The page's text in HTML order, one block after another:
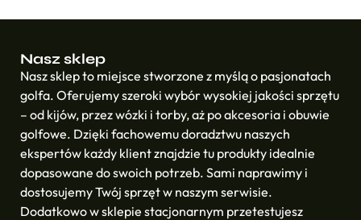
Nasz sklep
Nasz sklep to miejsce stworzone z myślą o pasjonatach
golfa. Oferujemy szeroki wybór wysokiej jakości sprzętu
– od kijów, przez wózki i torby, aż po akcesoria i obuwie
golfowe. Dzięki fachowemu doradztwu naszych
ekspertów każdy klient znajdzie tu produkty idealnie
dopasowane do swoich potrzeb. Sami naprawimy i
dostosujemy Twój sprzęt w naszym serwisie.
Dodatkowo w sklepie stacjonarnym przetestujesz